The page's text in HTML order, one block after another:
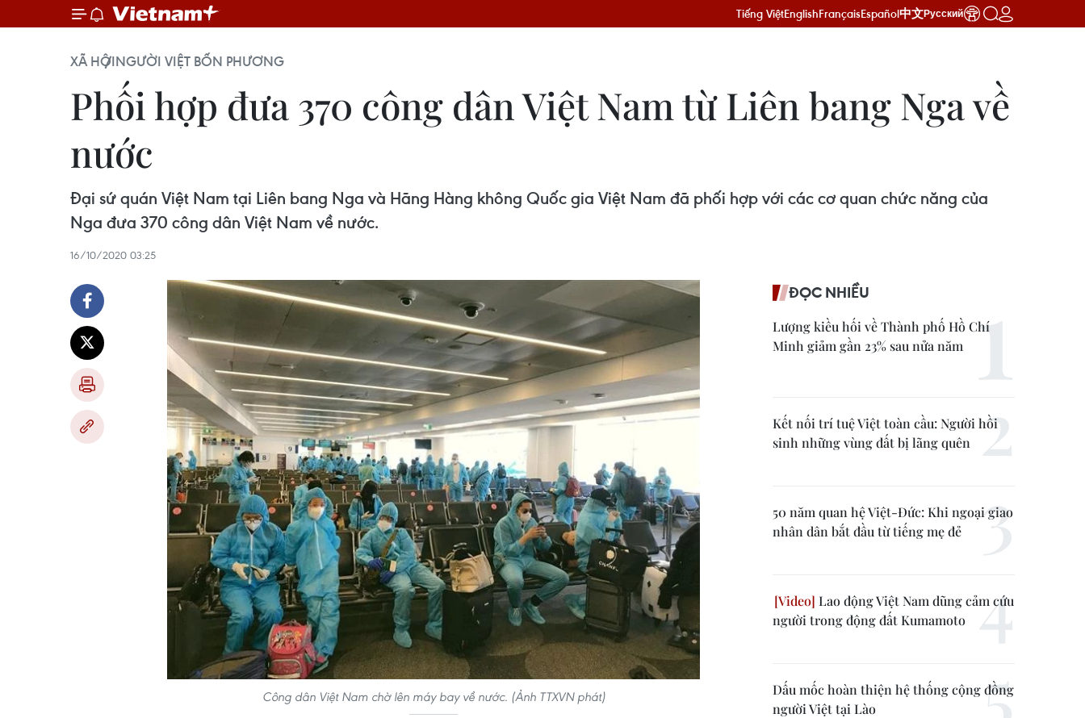
Tiếng ViệtEnglishFrançaisEspañol中文Русский
XÃ HỘINGƯỜI VIỆT BỐN PHƯƠNG
Phối hợp đưa 370 công dân Việt Nam từ Liên bang Nga về
nước
Đại sứ quán Việt Nam tại Liên bang Nga và Hãng Hàng không Quốc gia Việt Nam đã phối hợp với các cơ quan chức năng của
Nga đưa 370 công dân Việt Nam về nước.
16/10/2020 03:25
Công dân Việt Nam chờ lên máy bay về nước. (Ảnh TTXVN phát)
ĐỌC NHIỀU
Lượng kiều hối về Thành phố Hồ Chí
Minh giảm gần 23% sau nửa năm
Kết nối trí tuệ Việt toàn cầu: Người hồi
sinh những vùng đất bị lãng quên
50 năm quan hệ Việt-Đức: Khi ngoại giao
nhân dân bắt đầu từ tiếng mẹ đẻ
Lao động Việt Nam dũng cảm cứu
người trong động đất Kumamoto
Dấu mốc hoàn thiện hệ thống cộng đồng
người Việt tại Lào